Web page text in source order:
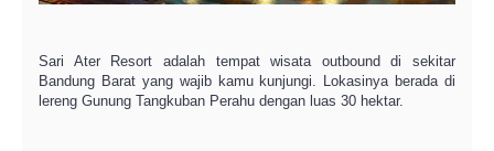
Sari Ater Resort adalah tempat wisata outbound di sekitar
Bandung Barat yang wajib kamu kunjungi. Lokasinya berada di
lereng Gunung Tangkuban Perahu dengan luas 30 hektar.